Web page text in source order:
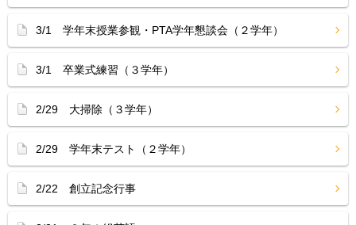
3/1 学年末授業参観・PTA学年懇談会（２学年）
3/1 卒業式練習（３学年）
2/29 大掃除（３学年）
2/29 学年末テスト（２学年）
2/22 創立記念行事